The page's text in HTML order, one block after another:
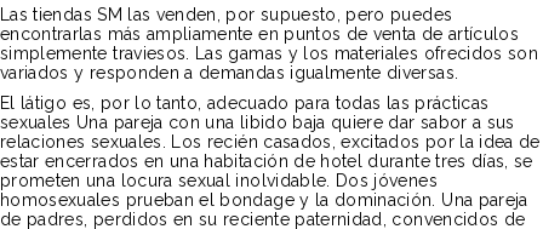
Las tiendas SM las venden, por supuesto, pero puedes
encontrarlas más ampliamente en puntos de venta de artículos
simplemente traviesos. Las gamas y los materiales ofrecidos son
variados y responden a demandas igualmente diversas.
El látigo es, por lo tanto, adecuado para todas las prácticas
sexuales Una pareja con una libido baja quiere dar sabor a sus
relaciones sexuales. Los recién casados, excitados por la idea de
estar encerrados en una habitación de hotel durante tres días, se
prometen una locura sexual inolvidable. Dos jóvenes
homosexuales prueban el bondage y la dominación. Una pareja
de padres, perdidos en su reciente paternidad, convencidos de